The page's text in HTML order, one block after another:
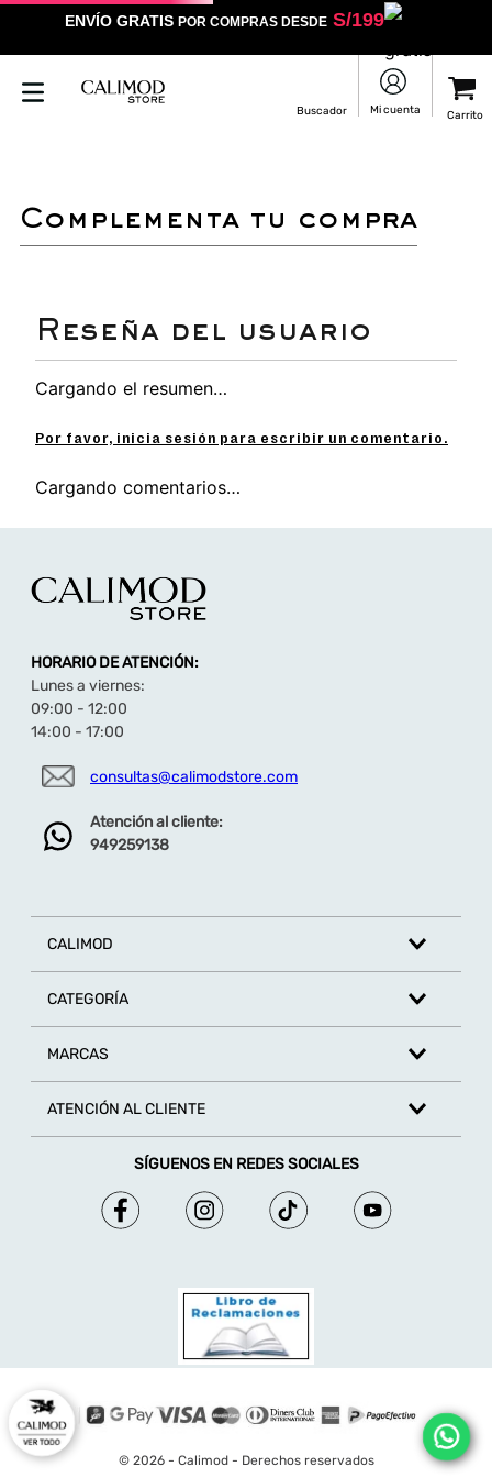
ENVÍO GRATIS POR COMPRAS DESDES/199
complementa tu compra
Cargando el resumen…
Por favor, inicia sesión para escribir un comentario.
Cargando comentarios…
HORARIO DE ATENCIÓN:
Lunes a viernes:
09:00 - 12:00
14:00 - 17:00
consultas@calimodstore.com
Atención al cliente:
949259138
CALIMOD
CATEGORÍA
MARCAS
ATENCIÓN AL CLIENTE
SÍGUENOS EN REDES SOCIALES
© 2026 - Calimod - Derechos reservados